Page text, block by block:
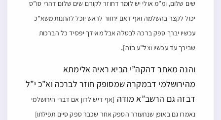
שים שלום, ומ”מ אולי יש לומר דחוזר לקודם שים שלום דהרי סו”ס
יכול לקצר בהשלמה ואף דאם יחזור לראש יוכל להתנות משא”כ
עכשיו יברך ספק ברכה לבטלה אבל מאידך יפסיד כל הברכות
שבירך עד עכשיו וצל”ע בזה].
והנה מאחר דהקה”י הביא ראיה אלימתא
מהירושלמי דבמקרה שמסופק חוזר לברכה וא”כ י”ל
דבזה גם הרשב”א מודה [אף דיש לדון אם דברי הירושלמי
נאמרו גם באופן שנתעורר הספק אחר שכבר ספק סיים תפילתו]